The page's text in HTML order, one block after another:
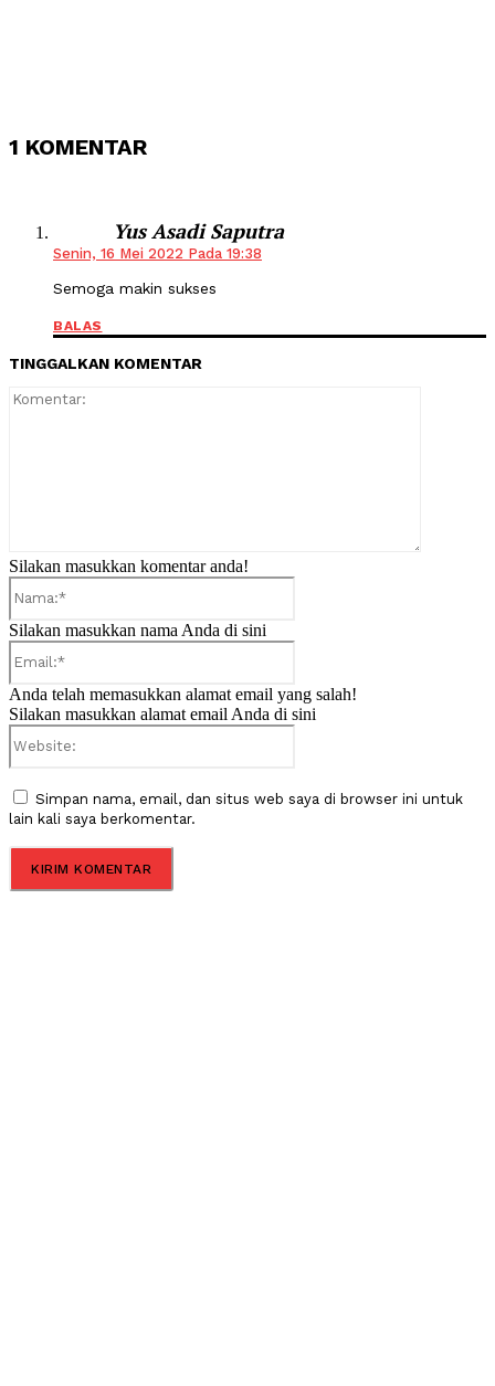
1 KOMENTAR
Yus Asadi Saputra
Senin, 16 Mei 2022 Pada 19:38
Semoga makin sukses
BALAS
TINGGALKAN KOMENTAR
Silakan masukkan komentar anda!
Silakan masukkan nama Anda di sini
Anda telah memasukkan alamat email yang salah!
Silakan masukkan alamat email Anda di sini
Simpan nama, email, dan situs web saya di browser ini untuk
lain kali saya berkomentar.